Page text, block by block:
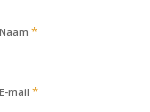
Naam *
E-mail *